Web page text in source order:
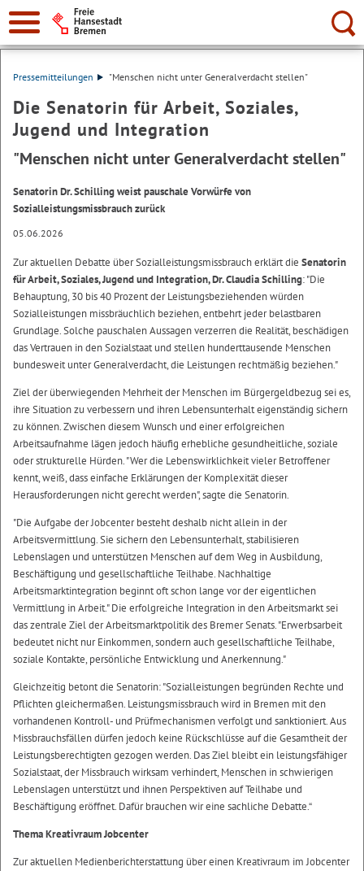
Suche:
Pressemitteilungen "Menschen nicht unter Generalverdacht stellen"
Die Senatorin für Arbeit, Soziales,
Jugend und Integration
"Menschen nicht unter Generalverdacht stellen"
Senatorin Dr. Schilling weist pauschale Vorwürfe von
Sozialleistungsmissbrauch zurück
05.06.2026
Zur aktuellen Debatte über Sozialleistungsmissbrauch erklärt die Senatorin
für Arbeit, Soziales, Jugend und Integration, Dr. Claudia Schilling: "Die
Behauptung, 30 bis 40 Prozent der Leistungsbeziehenden würden
Sozialleistungen missbräuchlich beziehen, entbehrt jeder belastbaren
Grundlage. Solche pauschalen Aussagen verzerren die Realität, beschädigen
das Vertrauen in den Sozialstaat und stellen hunderttausende Menschen
bundesweit unter Generalverdacht, die Leistungen rechtmäßig beziehen."
Ziel der überwiegenden Mehrheit der Menschen im Bürgergeldbezug sei es,
ihre Situation zu verbessern und ihren Lebensunterhalt eigenständig sichern
zu können. Zwischen diesem Wunsch und einer erfolgreichen
Arbeitsaufnahme lägen jedoch häufig erhebliche gesundheitliche, soziale
oder strukturelle Hürden. "Wer die Lebenswirklichkeit vieler Betroffener
kennt, weiß, dass einfache Erklärungen der Komplexität dieser
Herausforderungen nicht gerecht werden", sagte die Senatorin.
"Die Aufgabe der Jobcenter besteht deshalb nicht allein in der
Arbeitsvermittlung. Sie sichern den Lebensunterhalt, stabilisieren
Lebenslagen und unterstützen Menschen auf dem Weg in Ausbildung,
Beschäftigung und gesellschaftliche Teilhabe. Nachhaltige
Arbeitsmarktintegration beginnt oft schon lange vor der eigentlichen
Vermittlung in Arbeit." Die erfolgreiche Integration in den Arbeitsmarkt sei
das zentrale Ziel der Arbeitsmarktpolitik des Bremer Senats. "Erwerbsarbeit
bedeutet nicht nur Einkommen, sondern auch gesellschaftliche Teilhabe,
soziale Kontakte, persönliche Entwicklung und Anerkennung."
Gleichzeitig betont die Senatorin: "Sozialleistungen begründen Rechte und
Pflichten gleichermaßen. Leistungsmissbrauch wird in Bremen mit den
vorhandenen Kontroll- und Prüfmechanismen verfolgt und sanktioniert. Aus
Missbrauchsfällen dürfen jedoch keine Rückschlüsse auf die Gesamtheit der
Leistungsberechtigten gezogen werden. Das Ziel bleibt ein leistungsfähiger
Sozialstaat, der Missbrauch wirksam verhindert, Menschen in schwierigen
Lebenslagen unterstützt und ihnen Perspektiven auf Teilhabe und
Beschäftigung eröffnet. Dafür brauchen wir eine sachliche Debatte.“
Thema Kreativraum Jobcenter
Zur aktuellen Medienberichterstattung über einen Kreativraum im Jobcenter